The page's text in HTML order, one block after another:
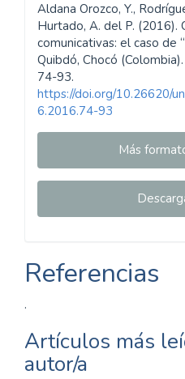
Aldana Orozco, Y.,
Hurtado, A. del P. (2016).
comunicativas: el caso de
Quibdó, Chocó (Colombia).
74-93.
https://doi.org/10.26620/
6.2016.74-93
Más
Referencias
.
Artículos más
autor/a